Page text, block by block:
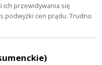
ich przewidywania się
podwyżki cen prądu. Trudno